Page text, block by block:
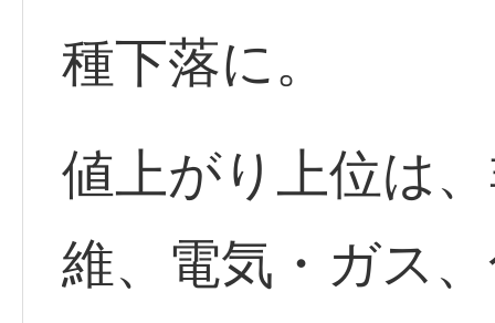
種下落に。
値上がり上位は
維、電気・ガス